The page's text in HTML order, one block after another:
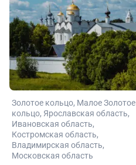
Золотое кольцо Малое Золотое
кольцо Ярославская область
Ивановская область
Костромская область
Владимирская область
Московская область